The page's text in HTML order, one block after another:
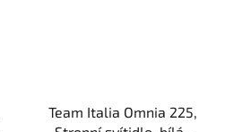
Team Italia Omnia 225,